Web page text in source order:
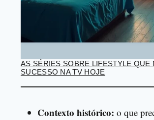
AS SÉRIES SOBRE LIFESTYLE QUE
SUCESSO NA TV HOJE
Contexto histórico: o que